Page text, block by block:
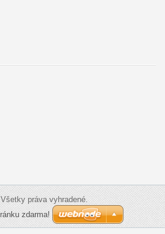
práva vyhradené.
zdarma!